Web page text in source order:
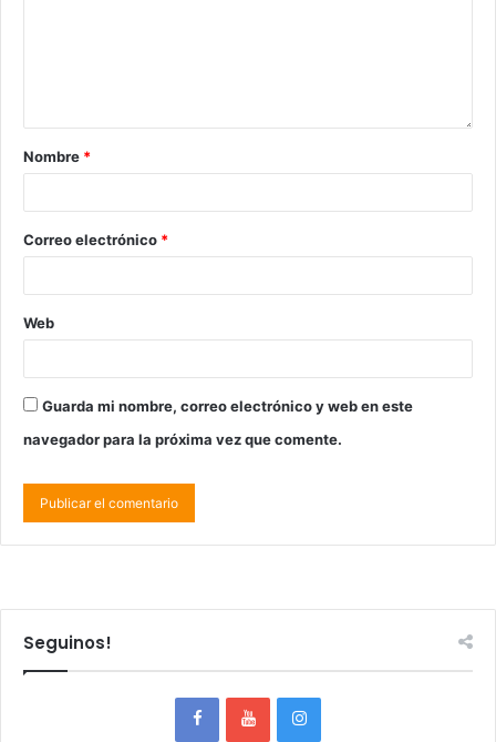
Nombre *
Correo electrónico *
Web
Guarda mi nombre, correo electrónico y web en este
navegador para la próxima vez que comente.
Seguinos!